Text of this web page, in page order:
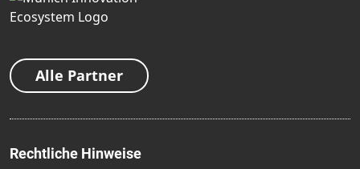
Alle Partner
Rechtliche Hinweise